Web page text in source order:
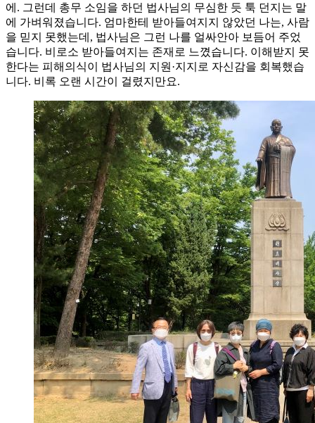
에. 그런데 총무 소임을 하던 법사님의 무심한 듯 툭 던지는 말
에 가벼워졌습니다. 엄마한테 받아들여지지 않았던 나는, 사람
을 믿지 못했는데, 법사님은 그런 나를 얼싸안아 보듬어 주었
습니다. 비로소 받아들여지는 존재로 느꼈습니다. 이해받지 못
한다는 피해의식이 법사님의 지원·지지로 자신감을 회복했습
니다. 비록 오랜 시간이 걸렸지만요.